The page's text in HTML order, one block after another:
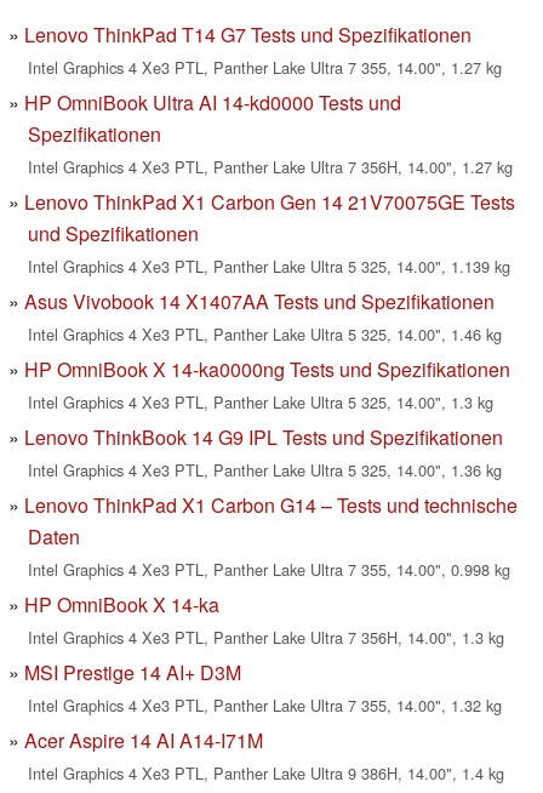
Lenovo ThinkPad T14 G7 Tests und Spezifikationen
Intel Graphics 4 Xe3 PTL, Panther Lake Ultra 7 355, 14.00", 1.27 kg
HP OmniBook Ultra AI 14-kd0000 Tests und
Spezifikationen
Intel Graphics 4 Xe3 PTL, Panther Lake Ultra 7 356H, 14.00", 1.27 kg
Lenovo ThinkPad X1 Carbon Gen 14 21V70075GE Tests
und Spezifikationen
Intel Graphics 4 Xe3 PTL, Panther Lake Ultra 5 325, 14.00", 1.139 kg
Asus Vivobook 14 X1407AA Tests und Spezifikationen
Intel Graphics 4 Xe3 PTL, Panther Lake Ultra 5 325, 14.00", 1.46 kg
HP OmniBook X 14-ka0000ng Tests und Spezifikationen
Intel Graphics 4 Xe3 PTL, Panther Lake Ultra 5 325, 14.00", 1.3 kg
Lenovo ThinkBook 14 G9 IPL Tests und Spezifikationen
Intel Graphics 4 Xe3 PTL, Panther Lake Ultra 5 325, 14.00", 1.36 kg
Lenovo ThinkPad X1 Carbon G14 – Tests und technische
Daten
Intel Graphics 4 Xe3 PTL, Panther Lake Ultra 7 355, 14.00", 0.998 kg
HP OmniBook X 14-ka
Intel Graphics 4 Xe3 PTL, Panther Lake Ultra 7 356H, 14.00", 1.3 kg
MSI Prestige 14 AI+ D3M
Intel Graphics 4 Xe3 PTL, Panther Lake Ultra 7 355, 14.00", 1.32 kg
Acer Aspire 14 AI A14-I71M
Intel Graphics 4 Xe3 PTL, Panther Lake Ultra 9 386H, 14.00", 1.4 kg